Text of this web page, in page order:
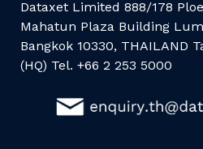
Dataxet Limited 888/178
Mahatun Plaza Building
Bangkok 10330, THAILAND
(HQ) Tel. +66 2 253 5000